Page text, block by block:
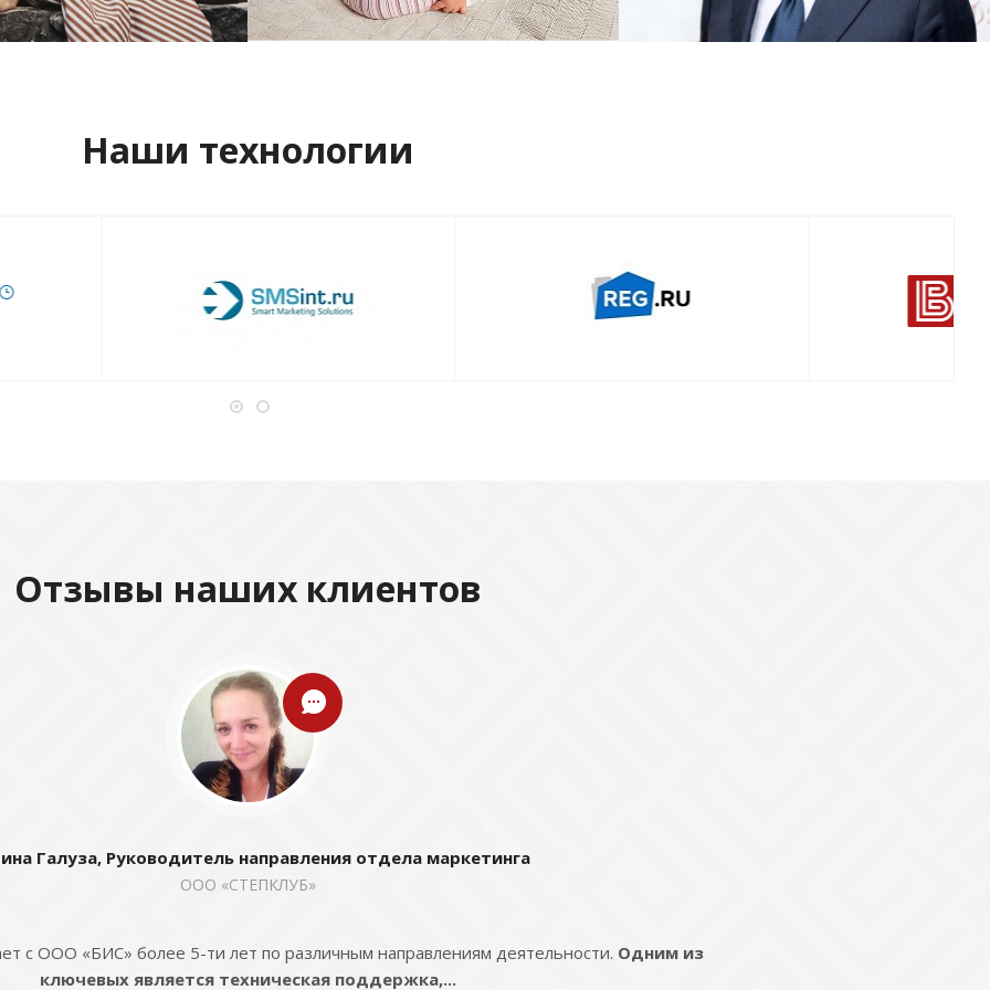
проект
Смотреть проект
Смотреть проект
Наши технологии
Отзывы наших клиентов
Галуза, Руководитель направления отдела маркетинга
ООО «СТЕПКЛУБ»
с ООО «БИС» более 5-ти лет по различным направлениям деятельности. Одним из
ключевых является техническая поддержка,...